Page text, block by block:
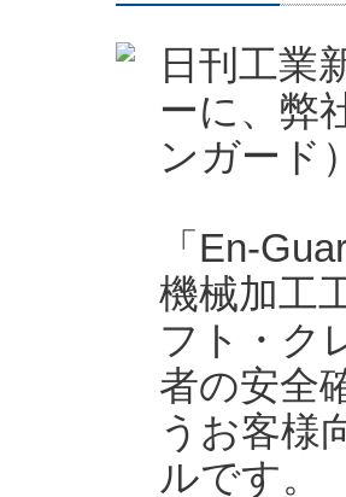
日刊工業
ーに、弊
ンガード
「En-
機械加工
フト・ク
者の安全
うお客様
ルです。